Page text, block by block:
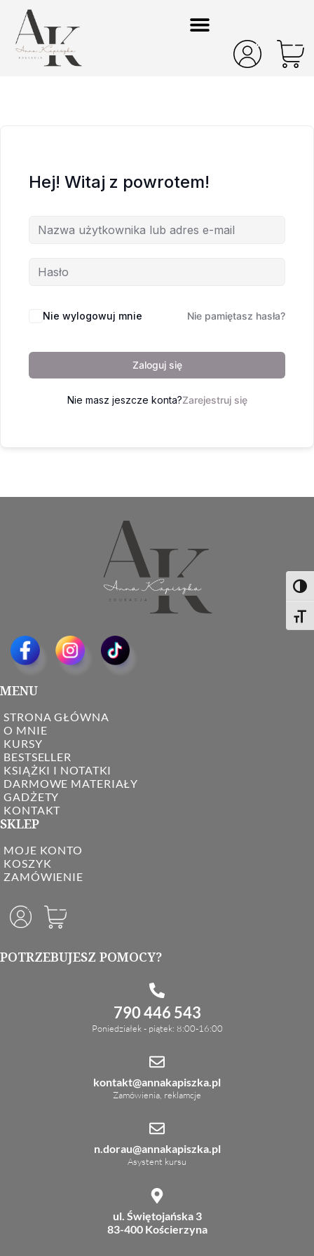
Hej! Witaj z powrotem!
Nie wylogowuj mnie Nie pamiętasz hasła?
Zaloguj się
Nie masz jeszcze konta?Zarejestruj się
MENU
STRONA GŁÓWNA
O MNIE
KURSY
BESTSELLER
KSIĄŻKI I NOTATKI
DARMOWE MATERIAŁY
GADŻETY
KONTAKT
SKLEP
MOJE KONTO
KOSZYK
ZAMÓWIENIE
POTRZEBUJESZ POMOCY?
790 446 543
Poniedziałek - piątek: 8:00-16:00
kontakt@annakapiszka.pl
Zamówienia, reklamcje
n.dorau@annakapiszka.pl
Asystent kursu
ul. Świętojańska 3
83-400 Kościerzyna